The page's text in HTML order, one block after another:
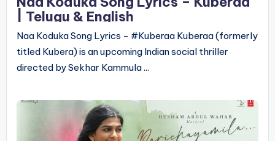
| Telugu & English
Naa Koduka Song Lyrics - #Kuberaa Kuberaa (formerly
titled Kubera) is an upcoming Indian social thriller
directed by Sekhar Kammula ...